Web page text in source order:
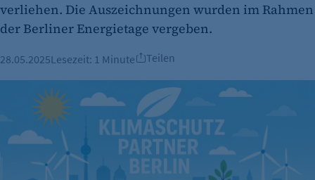
verliehen. Die Auszeichnungen wurden im Rahmen
der Berliner Energietage vergeben.
28.05.2025Lesezeit: 1 Minute Teilen